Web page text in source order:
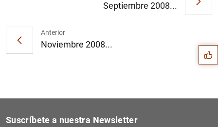
Anterior
Noviembre 2008...
Septiembre 2008...
Sugerencias
Suscríbete a nuestra Newsletter